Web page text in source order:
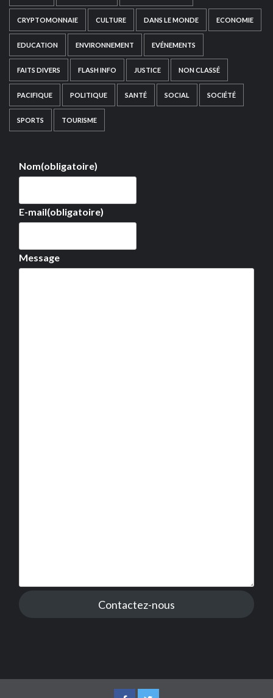
CRYPTOMONNAIE CULTURE DANS LE MONDE ECONOMIE
EDUCATION ENVIRONNEMENT EVÉNEMENTS
FAITS DIVERS FLASH INFO JUSTICE NON CLASSÉ
PACIFIQUE POLITIQUE SANTÉ SOCIAL SOCIÉTÉ
SPORTS TOURISME
Nom(obligatoire)
E-mail(obligatoire)
Message
Contactez-nous